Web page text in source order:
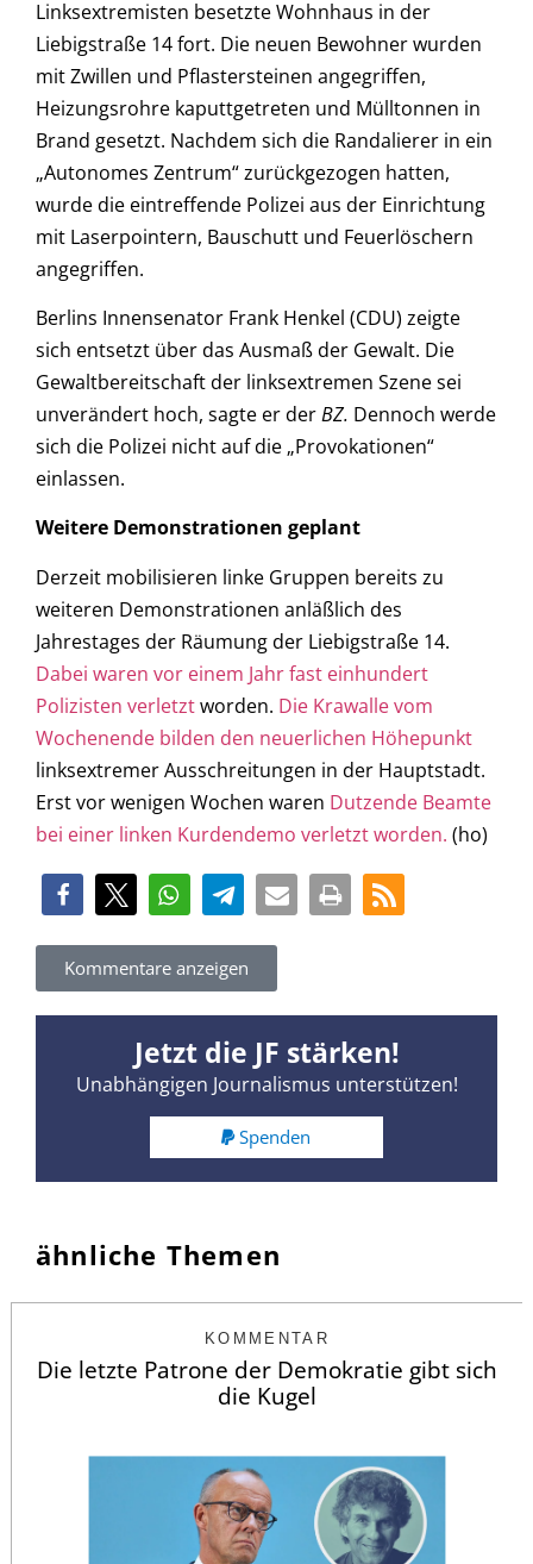
Linksextremisten besetzte Wohnhaus in der
Liebigstraße 14 fort. Die neuen Bewohner wurden
mit Zwillen und Pflastersteinen angegriffen,
Heizungsrohre kaputtgetreten und Mülltonnen in
Brand gesetzt. Nachdem sich die Randalierer in ein
„Autonomes Zentrum“ zurückgezogen hatten,
wurde die eintreffende Polizei aus der Einrichtung
mit Laserpointern, Bauschutt und Feuerlöschern
angegriffen.
Berlins Innensenator Frank Henkel (CDU) zeigte
sich entsetzt über das Ausmaß der Gewalt. Die
Gewaltbereitschaft der linksextremen Szene sei
unverändert hoch, sagte er derBZ. Dennoch werde
sich die Polizei nicht auf die „Provokationen“
einlassen.
Weitere Demonstrationen geplant
Derzeit mobilisieren linke Gruppen bereits zu
weiteren Demonstrationen anläßlich des
Jahrestages der Räumung der Liebigstraße 14.
Dabei waren vor einem Jahr fast einhundert
Polizisten verletztworden. Die Krawalle vom
Wochenende bilden den neuerlichen Höhepunkt
linksextremer Ausschreitungen in der Hauptstadt.
Erst vor wenigen Wochen waren Dutzende Beamte
bei einer linken Kurdendemo verletzt worden. (ho)
Kommentare anzeigen
Jetzt die JF stärken!
Unabhängigen Journalismus unterstützen!
Spenden
ähnliche Themen
KOMMENTAR
Die letzte Patrone der Demokratie gibt sich
die Kugel